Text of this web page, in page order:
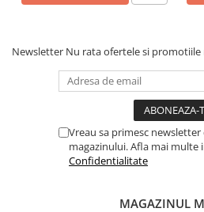
Newsletter Nu rata ofertele si promotiile
Vreau sa primesc
magazinului. Afla mai multe
Confidentialitate
MAGAZINUL